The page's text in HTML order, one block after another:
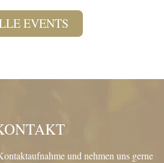
EVENTS
und nehmen uns gerne